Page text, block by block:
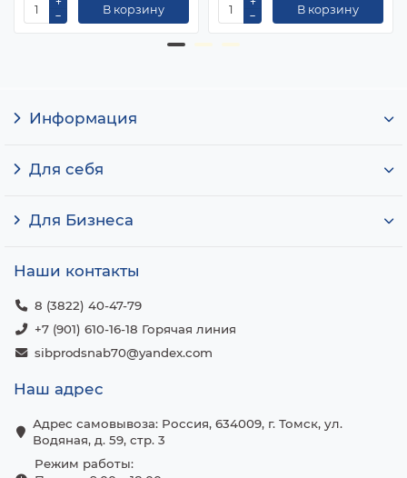
В корзину В корзину
Информация
Для себя
Для Бизнеса
Наши контакты
8 (3822) 40-47-79
+7 (901) 610-16-18 Горячая линия
sibprodsnab70@yandex.com
Наш адрес
Адрес самовывоза: Россия, 634009, г. Томск, ул.
Водяная, д. 59, стр. 3
Режим работы: